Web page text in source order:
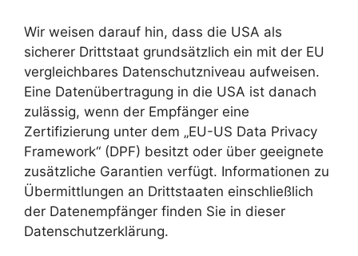
Wir weisen darauf hin, dass die USA als
sicherer Drittstaat grundsätzlich ein mit der EU
vergleichbares Datenschutzniveau aufweisen.
Eine Datenübertragung in die USA ist danach
zulässig, wenn der Empfänger eine
Zertifizierung unter dem „EU-US Data Privacy
Framework“ (DPF) besitzt oder über geeignete
zusätzliche Garantien verfügt. Informationen zu
Übermittlungen an Drittstaaten einschließlich
der Datenempfänger finden Sie in dieser
Datenschutzerklärung.